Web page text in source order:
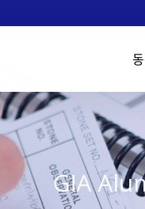
GIA